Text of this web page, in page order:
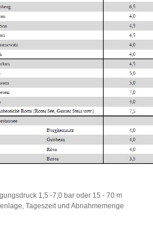
1,5 -7,0 bar oder 15 - 70 m
Tageszeit und Abnahmemenge